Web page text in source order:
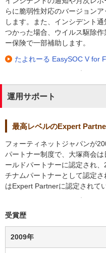
らに脆弱性対応のバージョン
します。また、インシデント
つかった場合、ウイルス駆除
ー保険で一部補助します。
たよれーる EasySOC V for
運用サポート
最高レベルのExpert
フォーティネットジャパンが
パートナー制度で、大塚商会
ールドパートナーに認定され
チナムパートナーとして認定
はExpert Partnerに認定されて
受賞歴
2009年